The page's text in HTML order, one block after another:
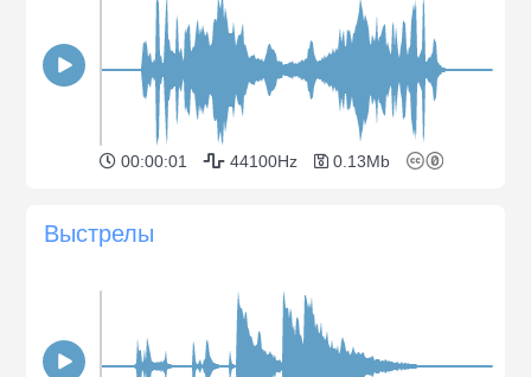
00:00:01 44100Hz 0.13Mb
Выстрелы